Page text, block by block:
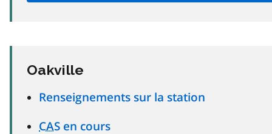
Oakville
Renseignements sur la station
CAS en cours